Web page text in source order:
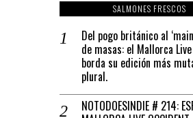
SALMONES FRESCOS
Del pogo británico al
de masas: el Mallorca
borda su edición más
plural.
NOTODOESINDIE # 214: